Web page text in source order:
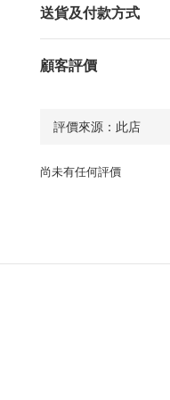
送貨及付款方式
顧客評價
尚未有任何評價